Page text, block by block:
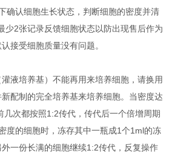
确认细胞生长状态，判断细胞的密度并清
少2张记录反馈细胞状态以防出现售后作为
接受细胞质量没有问题。
液培养基）不能再用来培养细胞，请换用
配制的完全培养基来培养细胞。当密度达
几次都按照1:2传代，传代后一个倍增周期
度的细胞时，冻存其中一瓶成1个1ml的冻
一份长满的细胞继续1:2传代，反复操作